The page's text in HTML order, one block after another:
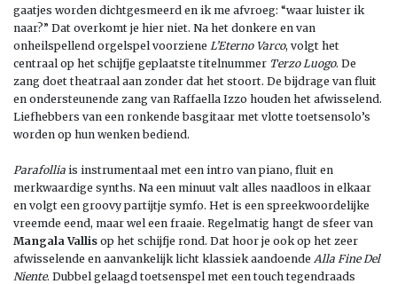
gaatjes worden dichtgesmeerd en ik me afvroeg: “waar luister ik
naar?” Dat overkomt je hier niet. Na het donkere en van
onheilspellend orgelspel voorziene L’Eterno Varco, volgt het
centraal op het schijfje geplaatste titelnummer Terzo Luogo. De
zang doet theatraal aan zonder dat het stoort. De bijdrage van fluit
en ondersteunende zang van Raffaella Izzo houden het afwisselend.
Liefhebbers van een ronkende basgitaar met vlotte toetsensolo’s
worden op hun wenken bediend.
Parafollia is instrumentaal met een intro van piano, fluit en
merkwaardige synths. Na een minuut valt alles naadloos in elkaar
en volgt een groovy partijtje symfo. Het is een spreekwoordelijke
vreemde eend, maar wel een fraaie. Regelmatig hangt de sfeer van
Mangala Vallis op het schijfje rond. Dat hoor je ook op het zeer
afwisselende en aanvankelijk licht klassiek aandoende Alla Fine Del
Niente. Dubbel gelaagd toetsenspel met een touch tegendraads